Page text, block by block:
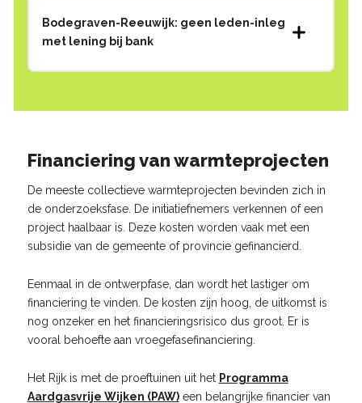
Bodegraven-Reeuwijk: geen leden-inleg
met lening bij bank
Financiering van warmteprojecten
De meeste collectieve warmteprojecten bevinden zich in
de onderzoeksfase. De initiatiefnemers verkennen of een
project haalbaar is. Deze kosten worden vaak met een
subsidie van de gemeente of provincie gefinancierd.
Eenmaal in de ontwerpfase, dan wordt het lastiger om
financiering te vinden. De kosten zijn hoog, de uitkomst is
nog onzeker en het financieringsrisico dus groot. Er is
vooral behoefte aan vroegefasefinanciering.
Het Rijk is met de proeftuinen uit het Programma
Aardgasvrije Wijken (PAW)een belangrijke financier van